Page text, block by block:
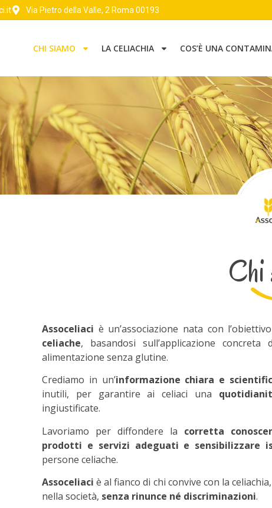
Via Pietro della Valle, 2 Roma 00193
CHI SIAMO LA CELIACHIA COS’È UNA
Chi
Assoceliaci è un’associazione nata con
celiache, basandosi sull’applicazione
alimentazione senza glutine.
Crediamo in un’informazione chiara e
inutili, per garantire ai celiaci una
ingiustificate.
Lavoriamo per diffondere la corretta
prodotti e servizi adeguati e sensibilizzare
persone celiache.
Assoceliaci è al fianco di chi convive con la
nella società, senza rinunce né discriminazioni.